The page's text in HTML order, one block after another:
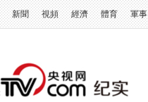
新聞 視頻 經濟 體育 軍事